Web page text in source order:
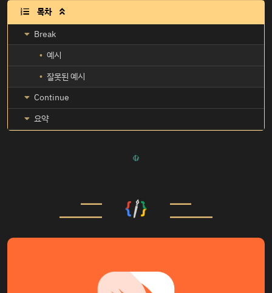
목차 
Break
예시
잘못된 예시
Continue
요약